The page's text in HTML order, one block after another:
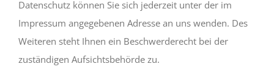
Datenschutz können Sie sich jederzeit unter der im
Impressum angegebenen Adresse an uns wenden. Des
Weiteren steht Ihnen ein Beschwerderecht bei der
zuständigen Aufsichtsbehörde zu.